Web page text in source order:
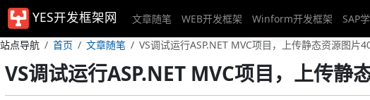
YES开发框架网 文章随笔 WEB开发框架 Winform开发框架 SAP
站点导航
首页 文章随笔 VS调试运行ASP.NET MVC项目，上传静态资源图片
VS调试运行ASP.NET MVC项目，上传